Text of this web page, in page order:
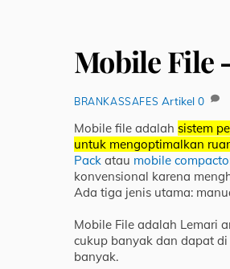
Mobile File
BRANKASSAFES Artikel 0
Mobile file adalah sistem
untuk mengoptimalkan
Pack atau mobile
konvensional karena
Ada tiga jenis utama:
Mobile File adalah Lemari
cukup banyak dan dapat
banyak.